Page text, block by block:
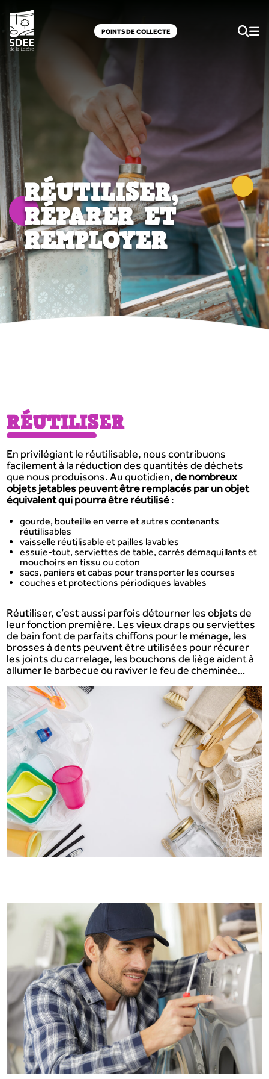
POINTS DE COLLECTE
RÉUTILISER,
RÉPARER ET
REMPLOYER
RÉUTILISER
En privilégiant le réutilisable, nous contribuons
facilement à la réduction des quantités de déchets
que nous produisons. Au quotidien,de nombreux
objets jetables peuvent être remplacés par un objet
équivalent qui pourra être réutilisé:
gourde, bouteille en verre et autres contenants
réutilisables
vaisselle réutilisable et pailles lavables
essuie-tout, serviettes de table, carrés démaquillants et
mouchoirs en tissu ou coton
sacs, paniers et cabas pour transporter les courses
couches et protections périodiques lavables
Réutiliser, c’est aussi parfois détourner les objets de
leur fonction première. Les vieux draps ou serviettes
de bain font de parfaits chiffons pour le ménage, les
brosses à dents peuvent être utilisées pour récurer
les joints du carrelage, les bouchons de liège aident à
allumer le barbecue ou raviver le feu de cheminée…